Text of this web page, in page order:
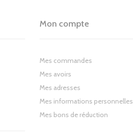
Mon compte
Mes commandes
Mes avoirs
Mes adresses
Mes informations personnelles
Mes bons de réduction